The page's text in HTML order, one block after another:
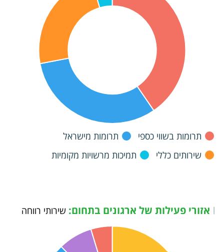
תרומות בשווי כספי
תרומות מישראל
שירותים כללי
תמיכות מרשויות מקומיות
| אזורי פעילות של ארגונים בתחום: שירותי רווחה